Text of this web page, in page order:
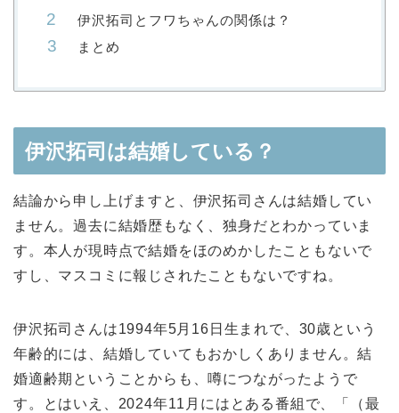
伊沢拓司とフワちゃんの関係は？
まとめ
伊沢拓司は結婚している？
結論から申し上げますと、伊沢拓司さんは結婚してい
ません。過去に結婚歴もなく、独身だとわかっていま
す。本人が現時点で結婚をほのめかしたこともないで
すし、マスコミに報じされたこともないですね。
伊沢拓司さんは1994年5月16日生まれで、30歳という
年齢的には、結婚していてもおかしくありません。結
婚適齢期ということからも、噂につながったようで
す。とはいえ、2024年11月にはとある番組で、「（最